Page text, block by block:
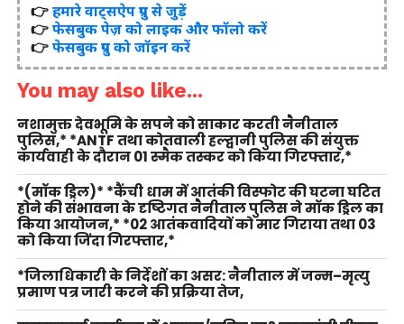
👉हमारे वाट्सऐप ग्रुप से जुड़ें
👉फेसबुक पेज़ को लाइक और फॉलो करें
👉फेसबुक ग्रुप को जॉइन करें
You may also like...
नशामुक्त देवभूमि के सपने को साकार करती नैनीताल
पुलिस,* *ANTF तथा कोतवाली हल्द्वानी पुलिस की संयुक्त
कार्यवाही के दौरान 01 स्मैक तस्कर को किया गिरफ्तार,*
*(मॉक ड्रिल)* *कैंची धाम में आतंकी विस्फोट की घटना घटित
होने की संभावना के दृष्टिगत नैनीताल पुलिस ने मॉक ड्रिल का
किया आयोजन,* *02 आतंकवादियों को मार गिराया तथा 03
को किया जिंदा गिरफ्तार,*
*जिलाधिकारी के निर्देशों का असर: नैनीताल में जन्म–मृत्यु
प्रमाण पत्र जारी करने की प्रक्रिया तेज,